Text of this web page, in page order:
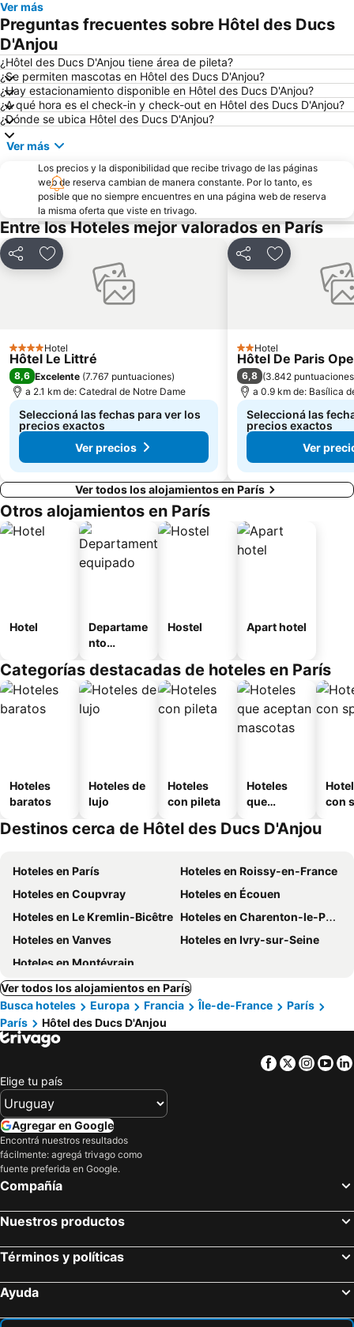
Catedral de Notre Dame
Centro Georges Pompidou
La Sorbona
Jardín de Luxemburgo
Distrito IX: Opéra
Estación de París-Norte
Aeropuerto de París-Charles de Gaulle
Boulevard Saint-Michel
Plaza de los Vosgos
Gare de Lyon Metro Station
Foro de les Halles
Distrito IV: Hôtel-de-Ville
Barrio de la Madeleine
Distrito VII: Palais-Bourbon
Estación de tren de Montparnasse
Unesco
Faubourg Saint Germain
Gare du Nord Metro Station
Europa
Aeropuerto de París-Orly
Distrito X: Entrepôt
Distrito III: Temple
Mercado de las Pulgas de la Puerta de Montreuil
Plaza de la Concordia
Estación de París-Lyon
Pigalle Metro Station
Campos Elíseos
Calle de la Villette
Distrito XVI: Passy
Ver más
Preguntas frecuentes sobre Hôtel des Ducs
D'Anjou
¿Hôtel des Ducs D'Anjou tiene área de pileta?
¿Se permiten mascotas en Hôtel des Ducs D'Anjou?
¿Hay estacionamiento disponible en Hôtel des Ducs D'Anjou?
¿A qué hora es el check-in y check-out en Hôtel des Ducs D'Anjou?
¿Dónde se ubica Hôtel des Ducs D'Anjou?
Ver más
Los precios y la disponibilidad que recibe trivago de las páginas
web de reserva cambian de manera constante. Por lo tanto, es
posible que no siempre encuentres en una página web de reserva
la misma oferta que viste en trivago.
Entre los Hoteles mejor valorados en París
CompartirAñadir a favoritos
4 Estrellas
Hotel
Hôtel Le Littré
8,6 Excelente (7.767 puntuaciones)
a 2.1 km de: Catedral de Notre Dame
Seleccioná las fechas para ver los
precios exactos
Ver precios
CompartirAñadir a
2 Estrellas
Hotel
Hôtel De Paris
6,8 (3.842 puntuaciones
a 0.9 km de: Basílica
Seleccioná las
precios exactos
Ver
Ver todos los alojamientos en París
Otros alojamientos en París
Hotel
Departame
nto
Hostel Apart hotel
Categorías destacadas de hoteles en París
Hoteles
baratos
Hoteles de
lujo
Hoteles
con pileta
Hoteles
que
mascotas
con
Destinos cerca de Hôtel des Ducs D'Anjou
Hoteles en París
Hoteles en Roissy-en-France
Hoteles en Coupvray
Hoteles en Écouen
Hoteles en Le Kremlin-Bicêtre Hoteles en Charenton-le-Pont
Hoteles en Vanves
Hoteles en Ivry-sur-Seine
Hoteles en Montévrain
Ver todos los alojamientos en París
Busca hoteles
Europa Francia Île-de-France
París
París
Hôtel des Ducs D'Anjou
Facebook
Twitter
Elige tu país
Agregar en Google
Encontrá nuestros resultados
fácilmente: agregá trivago como
fuente preferida en Google.
Compañía
Nuestros productos
Términos y políticas
Ayuda